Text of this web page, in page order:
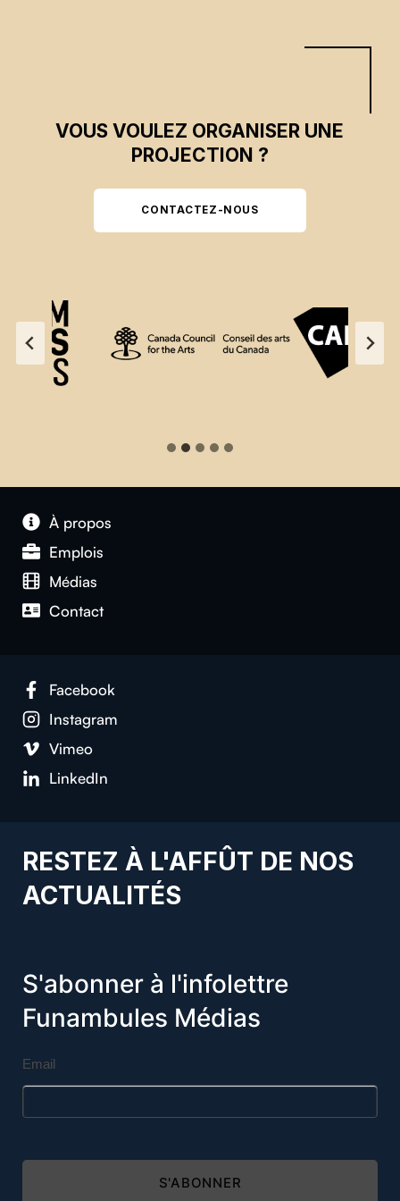
VOUS VOULEZ ORGANISER UNE
PROJECTION ?
CONTACTEZ-NOUS
À propos
Emplois
Médias
Contact
Facebook
Instagram
Vimeo
LinkedIn
RESTEZ À L'AFFÛT DE NOS
ACTUALITÉS
S'abonner à l'infolettre
Funambules Médias
Email
S'ABONNER